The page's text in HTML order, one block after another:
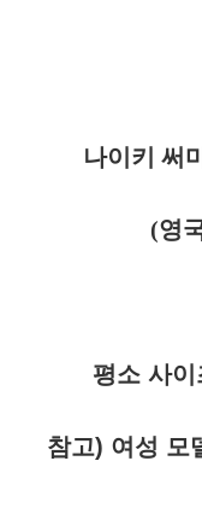
나이키 써
(영
평소 사
참고) 여성 모